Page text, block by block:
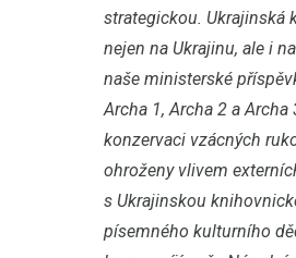
strategickou. Ukrajinská
nejen na Ukrajinu, ale i
naše ministerské
Archa 1, Archa 2 a
konzervaci vzácných
ohroženy vlivem
s Ukrajinskou
písemného kulturního